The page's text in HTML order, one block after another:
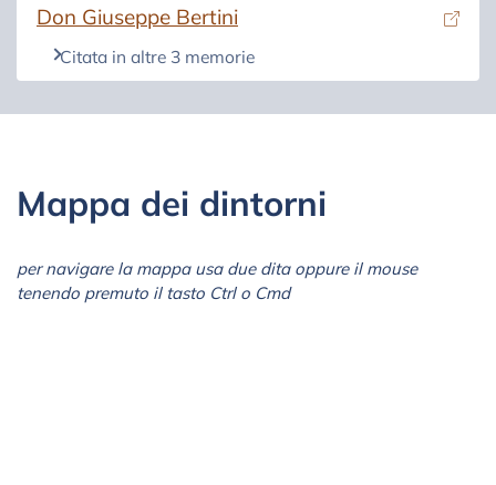
Don Giuseppe Bertini
(si apre in una nuova scheda)
Citata in altre 3 memorie
Mappa dei dintorni
per navigare la mappa usa due dita oppure il mouse
tenendo premuto il tasto Ctrl o Cmd